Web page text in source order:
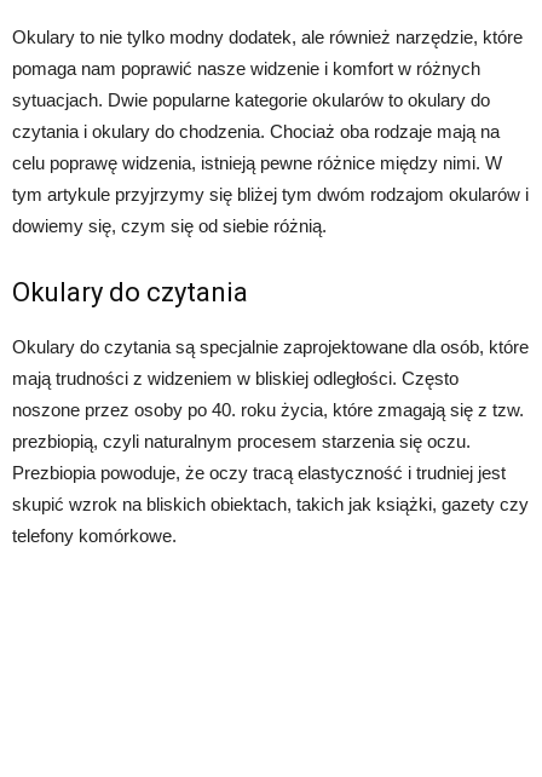
Okulary to nie tylko modny dodatek, ale również narzędzie, które
pomaga nam poprawić nasze widzenie i komfort w różnych
sytuacjach. Dwie popularne kategorie okularów to okulary do
czytania i okulary do chodzenia. Chociaż oba rodzaje mają na
celu poprawę widzenia, istnieją pewne różnice między nimi. W
tym artykule przyjrzymy się bliżej tym dwóm rodzajom okularów i
dowiemy się, czym się od siebie różnią.
Okulary do czytania
Okulary do czytania są specjalnie zaprojektowane dla osób, które
mają trudności z widzeniem w bliskiej odległości. Często
noszone przez osoby po 40. roku życia, które zmagają się z tzw.
prezbiopią, czyli naturalnym procesem starzenia się oczu.
Prezbiopia powoduje, że oczy tracą elastyczność i trudniej jest
skupić wzrok na bliskich obiektach, takich jak książki, gazety czy
telefony komórkowe.